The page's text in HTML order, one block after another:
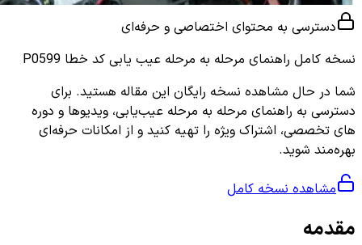
دسترسی به محتوای اختصاصی و حرفه‌ای
نسخه کامل راهنمای مرحله به مرحله عیب یابی کد خطا P0599
شما در حال مشاهده نسخه رایگان این مقاله هستید. برای
دسترسی به راهنمای مرحله به مرحله عیب‌یابی، ویدیوها و دوره
های تخصصی، اشتراک ویژه را تهیه کنید و از امکانات حرفه‌ای
بهره‌مند شوید.
مشاهده نسخه کامل
مقدمه